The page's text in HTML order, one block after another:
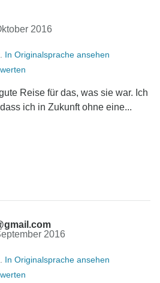
2016
In Originalsprache ansehen
Reise für das, was sie war. Ich
ich in Zukunft ohne eine...
2016
In Originalsprache ansehen